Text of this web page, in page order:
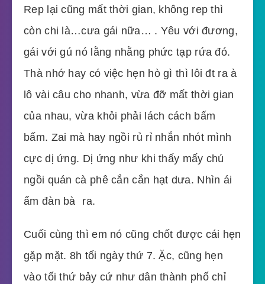
Rep lại cũng mất thời gian, không rep thì
còn chi là…cưa gái nữa… . Yêu với đương,
gái với gú nó lằng nhằng phức tạp rứa đó.
Thà nhớ hay có việc hẹn hò gì thì lôi đt ra à
lô vài câu cho nhanh, vừa đỡ mất thời gian
của nhau, vừa khỏi phải lách cách bấm
bấm. Zai mà hay ngồi rủ rỉ nhắn nhót mình
cực dị ứng. Dị ứng như khi thấy mấy chú
ngồi quán cà phê cắn cắn hạt dưa. Nhìn ái
ẩm đàn bà  ra.
Cuối cùng thì em nó cũng chốt được cái hẹn
gặp mặt. 8h tối ngày thứ 7. Ặc, cũng hẹn
vào tối thứ bảy cứ như dân thành phố chỉ